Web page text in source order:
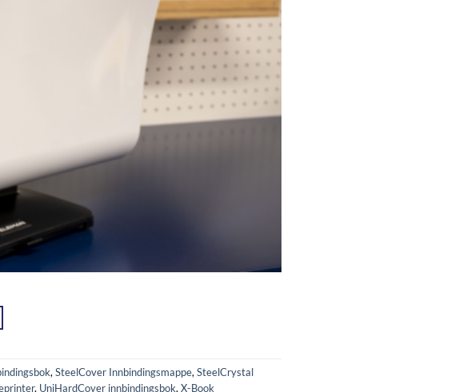
,SteelCover Innbindingsmappe,SteelCrystal
, UniHardCover innbindingsbok,X-Book